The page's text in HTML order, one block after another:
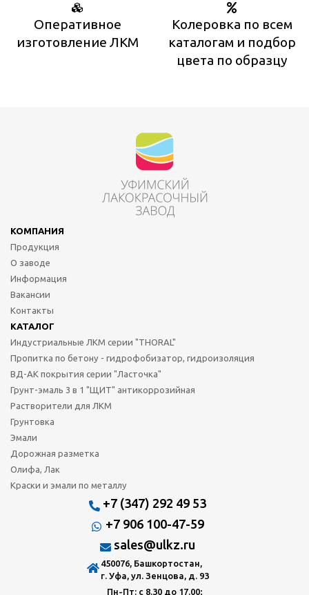
Оперативное
изготовление ЛКМ
Колеровка по всем
каталогам и подбор
цвета по образцу
КОМПАНИЯ
Продукция
О заводе
Информация
Вакансии
Контакты
КАТАЛОГ
Индустриальные ЛКМ серии "THORAL"
Пропитка по бетону - гидрофобизатор, гидроизоляция
ВД-АК покрытия серии "Ласточка"
Грунт-эмаль 3 в 1 "ЩИТ" антикоррозийная
Растворители для ЛКМ
Грунтовка
Эмали
Дорожная разметка
Олифа, Лак
Краски и эмали по металлу
+7 (347) 292 49 53
+7 906 100-47-59
sales@ulkz.ru
450076, Башкортостан,
г. Уфа, ул. Зенцова, д. 93
Пн-Пт: с 8.30 до 17.00;